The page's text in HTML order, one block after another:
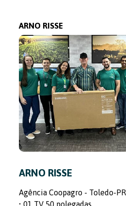
ARNO RISSE
ARNO RISSE
Agência Coopagro - Toledo-PR
• 01 TV 50 polegadas